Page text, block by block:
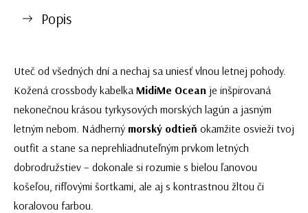
Popis
Uteč od všedných dní a nechaj sa uniesť vlnou letnej pohody.
Kožená crossbody kabelka MidiMe Ocean je inšpirovaná
nekonečnou krásou tyrkysových morských lagún a jasným
letným nebom. Nádherný morský odtieň okamžite osvieži tvoj
outfit a stane sa neprehliadnuteľným prvkom letných
dobrodružstiev – dokonale si rozumie s bielou ľanovou
košeľou, rifľovými šortkami, ale aj s kontrastnou žltou či
koralovou farbou.